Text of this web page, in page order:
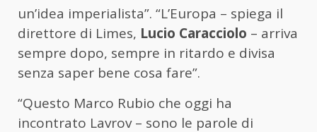
un’idea imperialista”. “L’Europa – spiega il
direttore di Limes, Lucio Caracciolo – arriva
sempre dopo, sempre in ritardo e divisa
senza saper bene cosa fare”.
“Questo Marco Rubio che oggi ha
incontrato Lavrov – sono le parole di